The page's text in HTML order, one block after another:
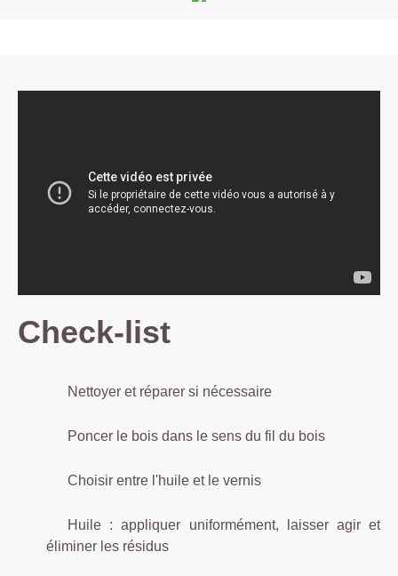
Check-list
Nettoyer et réparer si nécessaire
Poncer le bois dans le sens du fil du bois
Choisir entre l'huile et le vernis
Huile : appliquer uniformément, laisser agir et
éliminer les résidus